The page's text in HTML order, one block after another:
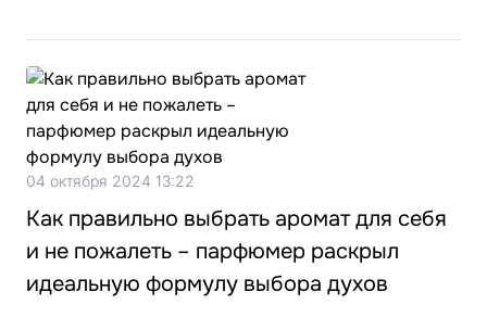
04 октября 2024 13:22
Как правильно выбрать аромат для себя
и не пожалеть – парфюмер раскрыл
идеальную формулу выбора духов